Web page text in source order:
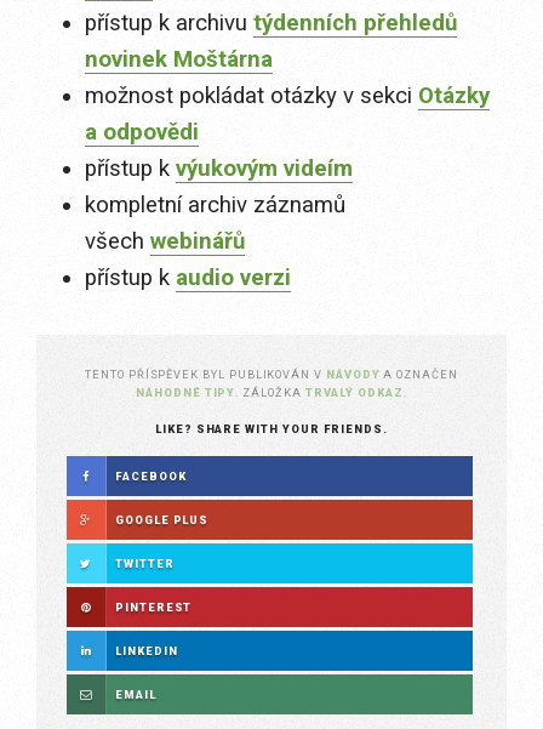
přístup k archivu týdenních přehledů
novinek Moštárna
možnost pokládat otázky v sekci Otázky
a odpovědi
přístup k výukovým videím
kompletní archiv záznamů
všech webinářů
přístup k audio verzi
TENTO PŘÍSPĚVEK BYL PUBLIKOVÁN V NÁVODY A OZNAČEN
NÁHODNÉ TIPY
. ZÁLOŽKA TRVALÝ ODKAZ
LIKE? SHARE WITH YOUR FRIENDS.
FACEBOOK
GOOGLE PLUS
TWITTER
PINTEREST
LINKEDIN
EMAIL